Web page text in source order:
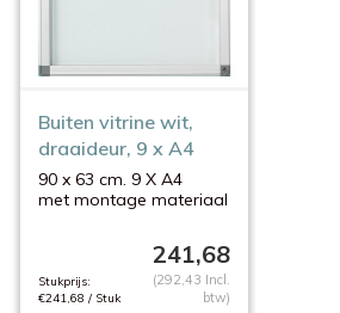
Buiten vitrine wit,
draaideur, 9 x A4
90 x 63 cm. 9 X A4
met montage materiaal
241,68
Stukprijs:
€241,68 / Stuk
(292,43 Incl.
btw)